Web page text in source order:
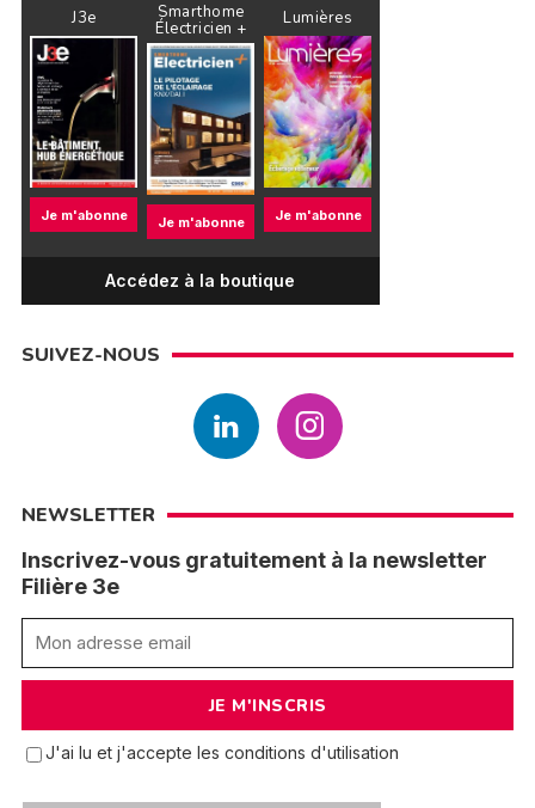
J3e
Je m'abonne
Smarthome
Électricien +
Je m'abonne
Lumières
Je m'abonne
Accédez à la boutique
SUIVEZ-NOUS
NEWSLETTER
Inscrivez-vous gratuitement à la newsletter
Filière 3e
J'ai lu et j'accepte les conditions d'utilisation